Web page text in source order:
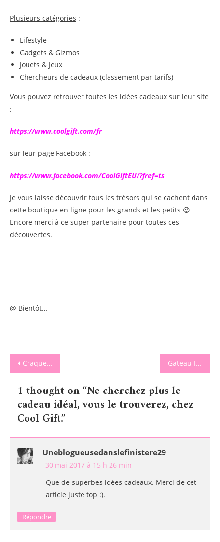
Plusieurs catégories :
Lifestyle
Gadgets & Gizmos
Jouets & Jeux
Chercheurs de cadeaux (classement par tarifs)
Vous pouvez retrouver toutes les idées cadeaux sur leur site
:
https://www.coolgift.com/fr
sur leur page Facebook :
https://www.facebook.com/CoolGiftEU/?fref=ts
Je vous laisse découvrir tous les trésors qui se cachent dans
cette boutique en ligne pour les grands et les petits 😉
Encore merci à ce super partenaire pour toutes ces
découvertes.
@ Bientôt…
Navigation
de
l’article
Craquez pour les Cookies de chez Laudace. Gâteau fraîcheur pour l’été.
1 thought on “Ne cherchez plus le
cadeau idéal, vous le trouverez, chez
Cool Gift.”
Uneblogueusedanslefinistere29
30 mai 2017 à 15 h 26 min
Que de superbes idées cadeaux. Merci de cet
article juste top :).
Répondre